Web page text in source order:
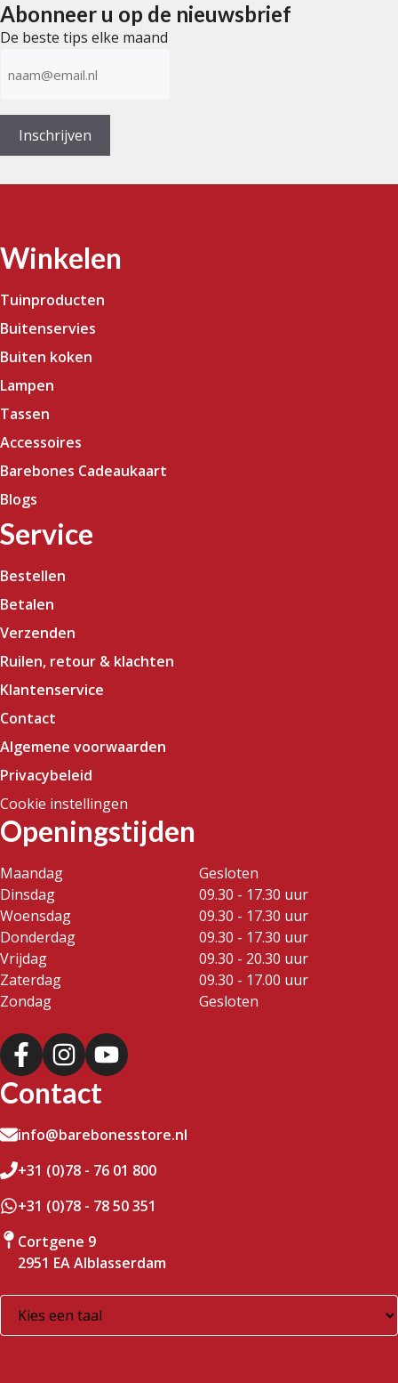
Abonneer u op de nieuwsbrief
De beste tips elke maand
mailadres(Vereist)
Inschrijven
Winkelen
Tuinproducten
Buitenservies
Buiten koken
Lampen
Tassen
Accessoires
Barebones Cadeaukaart
Blogs
Service
Bestellen
Betalen
Verzenden
Ruilen, retour & klachten
Klantenservice
Contact
Algemene voorwaarden
Privacybeleid
Cookie instellingen
Openingstijden
Maandag
Gesloten
Dinsdag
09.30 - 17.30 uur
Woensdag
09.30 - 17.30 uur
Donderdag
09.30 - 17.30 uur
Vrijdag
09.30 - 20.30 uur
Zaterdag
09.30 - 17.00 uur
Zondag
Gesloten
Contact
info@barebonesstore.nl
+31 (0)78 - 76 01 800
+31 (0)78 - 78 50 351
Cortgene 9
2951 EA Alblasserdam